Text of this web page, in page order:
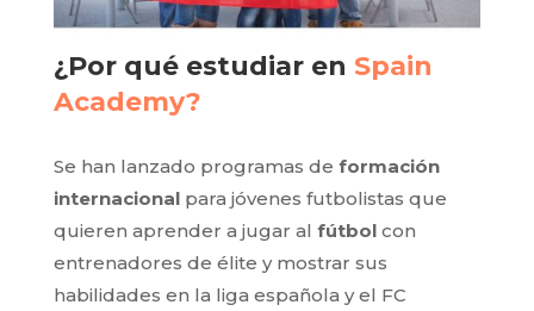
¿Por qué estudiar en Spain
Academy?
Se han lanzado programas de formación
internacionalpara jóvenes futbolistas que
quieren aprender a jugar al fútbolcon
entrenadores de élite y mostrar sus
habilidades en la liga española y el FC